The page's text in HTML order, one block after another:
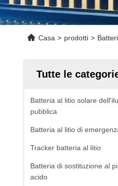
Casa > prodotti >
Tutte le
Batteria al litio solare
pubblica
Batteria al litio di
Tracker batteria al litio
Batteria di sostituzione al
acido